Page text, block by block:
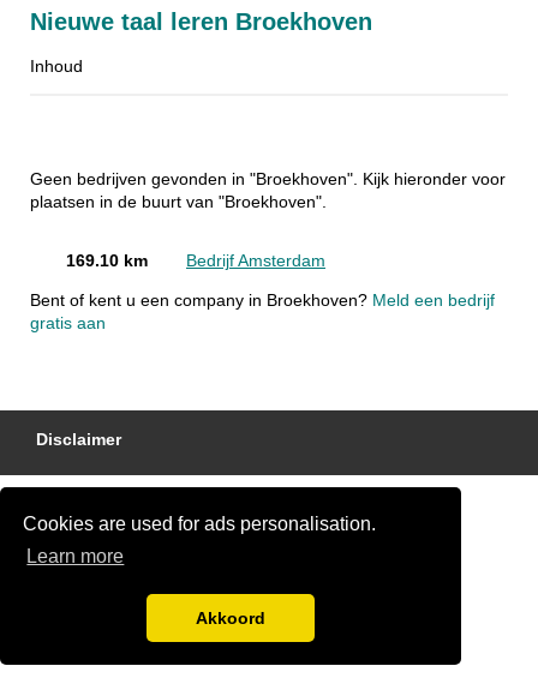
Cookies are used for ads personalisation.
Learn more
Akkoord
Nieuwe taal leren Broekhoven
Inhoud
Geen bedrijven gevonden in "Broekhoven". Kijk hieronder voor
plaatsen in de buurt van "Broekhoven".
169.10 km Bedrijf Amsterdam
Bent of kent u een company in Broekhoven? Meld een bedrijf
gratis aan
Disclaimer